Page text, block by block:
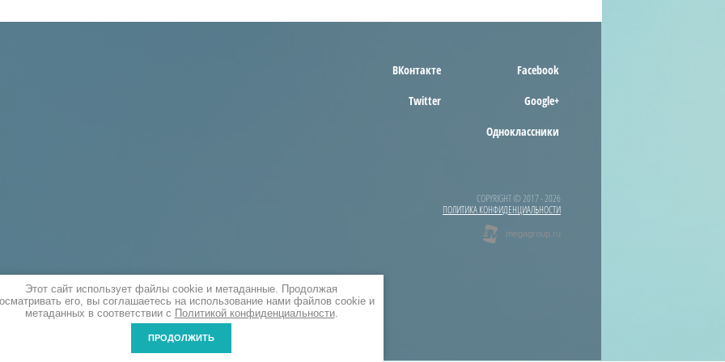
ВКонтакте
Facebook
Twitter
Google+
Одноклассники
COPYRIGHT © 2017 - 2026
ПОЛИТИКА КОНФИДЕНЦИАЛЬНОСТИ
Этот сайт использует файлы cookie и метаданные. Продолжая
его, вы соглашаетесь на использование нами файлов cookie и
метаданных в соответствии с Политикой конфиденциальности.
ПРОДОЛЖИТЬ